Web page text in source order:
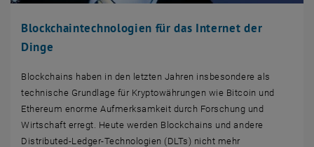
Blockchaintechnologien für das Internet der
Dinge
Blockchains haben in den letzten Jahren insbesondere als
technische Grundlage für Kryptowährungen wie Bitcoin und
Ethereum enorme Aufmerksamkeit durch Forschung und
Wirtschaft erregt. Heute werden Blockchains und andere
Distributed-Ledger-Technologien (DLTs) nicht mehr